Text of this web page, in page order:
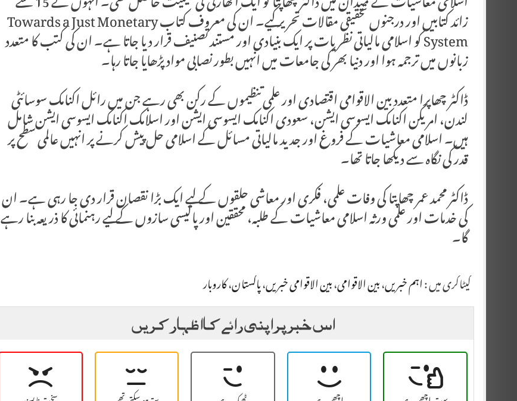
زائد کتابیں اور درجنوں تحقیقی مقالات تحریر کیے۔ ان کی معروف کتاب Towards a Just Monetary
System کو اسلامی مالیاتی نظریات پر ایک بنیادی اور مستند تصنیف قرار دیا جاتا ہے۔ ان کی کتب کا متعدد
زبانوں میں ترجمہ ہوا اور دنیا بھر کی جامعات میں انہیں بطور نصابی مواد پڑھایا جاتا رہا۔
ڈاکٹر چھاپرا متعدد بین الاقوامی اقتصادی اور علمی تنظیموں کے رکن بھی رہے جن میں رائل اکنامک سوسائٹی
لندن، امریکن اکنامک ایسوسی ایشن، سعودی اکنامک ایسوسی ایشن اور اسلامک اکنامک ایسوسی ایشن شامل
ہیں۔ اسلامی معاشیات کے فروغ اور جدید مالیاتی مسائل کے اسلامی حل پیش کرنے پر انہیں عالمی سطح پر
قدر کی نگاہ سے دیکھا جاتا تھا۔
ڈاکٹر محمد عمر چھاپتا کی وفات علمی، فکری اور معاشی حلقوں کے لیے ایک بڑا نقصان قرار دی جا رہی ہے۔ ان
کی خدمات اور علمی ورثہ اسلامی معاشیات کے طلبہ، محققین اور پالیسی سازوں کے لیے رہنمائی کا ذریعہ بنا رہے
گا۔
کیٹاگری میں :اہم خبریں،بین الاقوامی،بین الاقوامی خبریں،پاکستان،کاروبار
اس خبر پر اپنی رائے کا اظہار کریں